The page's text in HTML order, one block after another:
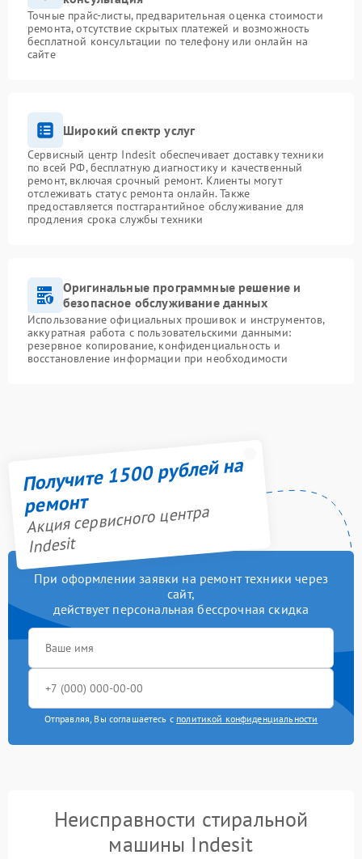
Точные прайс-листы, предварительная оценка стоимости
ремонта, отсутствие скрытых платежей и возможность
бесплатной консультации по телефону или онлайн на
сайте
Широкий спектр услуг
Сервисный центр Indesit обеспечивает доставку техники
по всей РФ, бесплатную диагностику и качественный
ремонт, включая срочный ремонт. Клиенты могут
отслеживать статус ремонта онлайн. Также
предоставляется постгарантийное обслуживание для
продления срока службы техники
Оригинальные программные решение и
безопасное обслуживание данных
Использование официальных прошивок и инструментов,
аккуратная работа с пользовательскими данными:
резервное копирование, конфиденциальность и
восстановление информации при необходимости
Получите 1500 рублей на
ремонт
Акция сервисного центра
Indesit
При оформлении заявки на ремонт техники через
сайт,
действует персональная бессрочная скидка
Отправляя, Вы соглашаетесь с политикой конфиденциальности
Неисправности стиральной
машины Indesit